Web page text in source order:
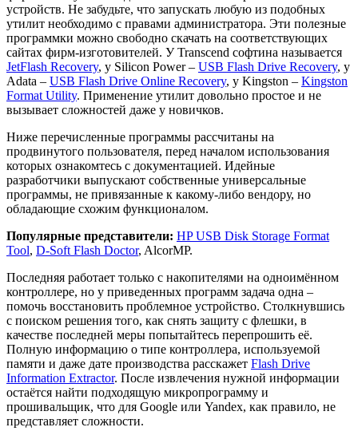
устройств. Не забудьте, что запускать любую из подобных
утилит необходимо с правами администратора. Эти полезные
программки можно свободно скачать на соответствующих
сайтах фирм-изготовителей. У Transcend софтина называется
JetFlash Recovery, у Silicon Power – USB Flash Drive Recovery, у
Adata – USB Flash Drive Online Recovery, у Kingston – Kingston
Format Utility. Применение утилит довольно простое и не
вызывает сложностей даже у новичков.
Ниже перечисленные программы рассчитаны на
продвинутого пользователя, перед началом использования
которых ознакомтесь с документацией. Идейные
разработчики выпускают собственные универсальные
программы, не привязанные к какому-либо вендору, но
обладающие схожим функционалом.
Популярные представители: HP USB Disk Storage Format
Tool, D-Soft Flash Doctor, AlcorMP.
Последняя работает только с накопителями на одноимённом
контроллере, но у приведенных программ задача одна –
помочь восстановить проблемное устройство. Столкнувшись
с поиском решения того, как снять защиту с флешки, в
качестве последней меры попытайтесь перепрошить её.
Полную информацию о типе контроллера, используемой
памяти и даже дате производства расскажет Flash Drive
Information Extractor. После извлечения нужной информации
остаётся найти подходящую микропрограмму и
прошивальщик, что для Google или Yandex, как правило, не
представляет сложности.